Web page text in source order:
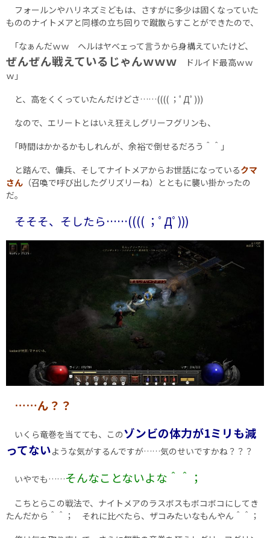
フォールンやハリネズミどもは、さすがに多少は固くなっていた
もののナイトメアと同様の立ち回りで蹴散らすことができたので、
｢なぁんだｗｗ ヘルはヤベェって言うから身構えていたけど、
ぜんぜん戦えているじゃんｗｗｗ ドルイド最高ｗｗ
ｗ｣
と、高をくくっていたんだけどさ……(((( ；ﾟДﾟ)))
なので、エリートとはいえ狂えしグリーフグリンも、
｢時間はかかるかもしれんが、余裕で倒せるだろう＾＾｣
と踏んで、傭兵、そしてナイトメアからお世話になっているクマ
さん （召喚で呼び出したグリズリーね）とともに襲い掛かったの
だ。
そそそ、そしたら……(((( ；ﾟДﾟ)))
……ん？？
いくら竜巻を当てても、このゾンビの体力が1ミリも減
ってないような気がするんですが……気のせいですかね？？？
いやでも……そんなことないよな＾＾；
こちとらこの戦法で、ナイトメアのラスボスもボコボコにしてき
たんだから＾＾； それに比べたら、ザコみたいなもんやん＾＾；